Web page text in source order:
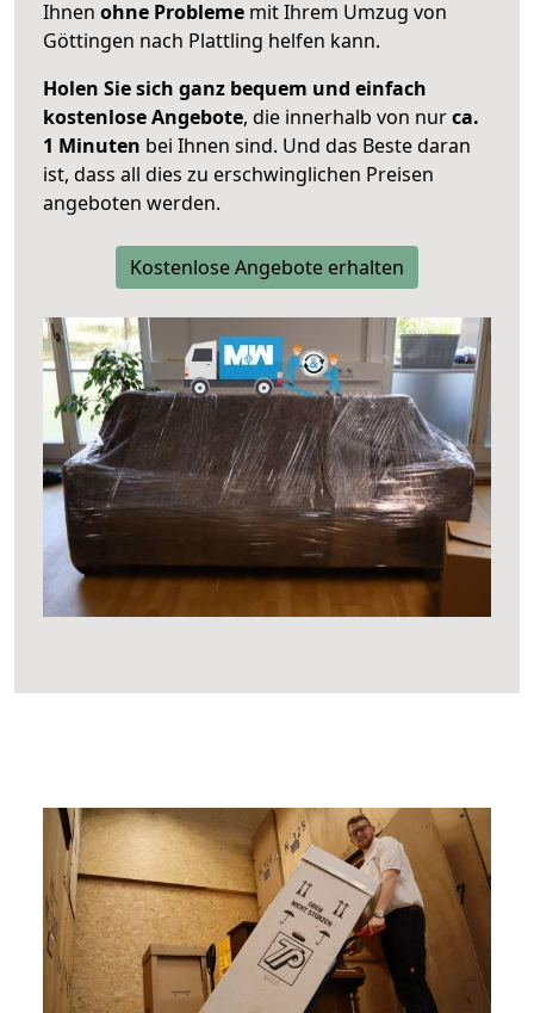
Ihnen ohne Probleme mit Ihrem Umzug von
Göttingen nach Plattling helfen kann.
Holen Sie sich ganz bequem und einfach
kostenlose Angebote, die innerhalb von nurca.
1 Minuten bei Ihnen sind. Und das Beste daran
ist, dass all dies zu erschwinglichen Preisen
angeboten werden.
Kostenlose Angebote erhalten